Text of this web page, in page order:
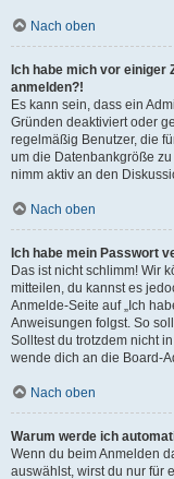
Nach oben
Ich habe mich vor
anmelden?!
Es kann sein, dass ein
Gründen deaktiviert oder
regelmäßig Benutzer, die
um die Datenbankgröße
nimm aktiv an den
Nach oben
Ich habe mein Passwort
Das ist nicht schlimm! Wir
mitteilen, du kannst es
Anmelde-Seite auf „Ich
Anweisungen folgst. So
Solltest du trotzdem nicht
wende dich an die Board-
Nach oben
Warum werde ich
Wenn du beim Anmelden
auswählst, wirst du nur für